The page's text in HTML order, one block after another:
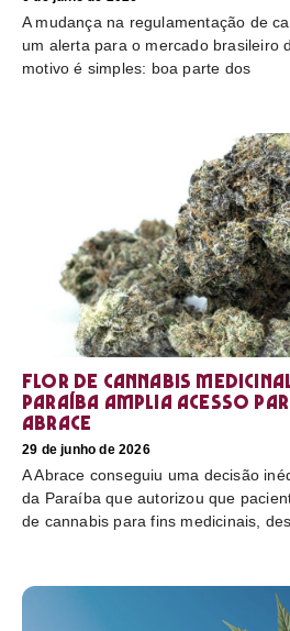
A mudança na regulamentação de
um alerta para o mercado brasileiro
motivo é simples: boa parte dos
Flor de cannabis
Paraíba amplia acesso
Abrace
29 de junho de 2026
A Abrace conseguiu uma decisão
da Paraíba que autorizou que
de cannabis para fins medicinais,